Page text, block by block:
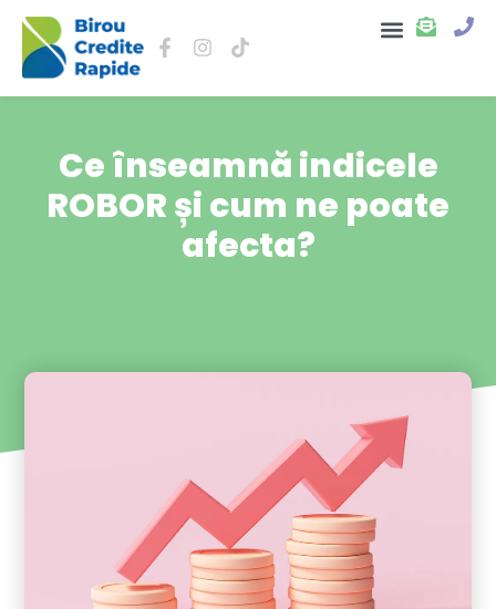
Ce înseamnă indicele
ROBOR și cum ne poate
afecta?